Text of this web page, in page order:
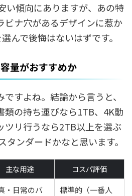
い傾向にありますが、あの特
ビナ穴があるデザインに惹か
んで後悔はないはずです。
量がおすすめか
すよね。結論から言うと、
類の持ち運びなら1TB、4K動
ツリ行うなら2TB以上を選ぶ
タンダードかなと思います。
主な用途
コスパ評価
・日常のバ
標準的（一番人